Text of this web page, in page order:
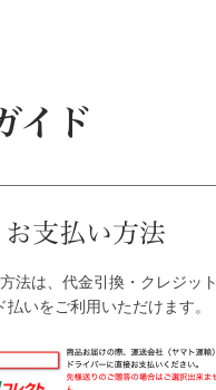
法は、代金引換・クレジット
払いをご利用いただけます。